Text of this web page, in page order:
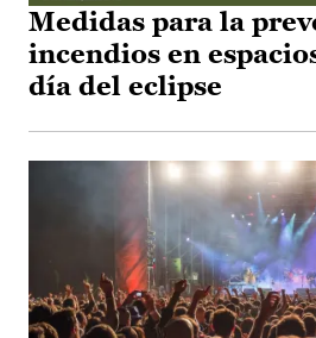
Medidas para la
incendios en
día del eclipse